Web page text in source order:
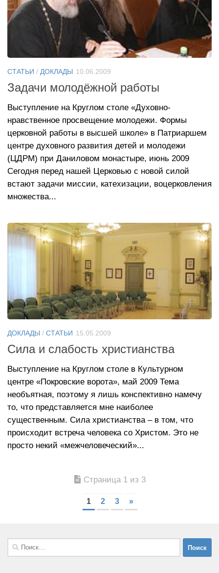
СТАТЬИ / ДОКЛАДЫ 10.06.2009
Задачи молодёжной работы
Выступление на Круглом столе «Духовно-
нравственное просвещение молодежи. Формы
церковной работы в высшей школе» в Патриаршем
центре духовного развития детей и молодежи
(ЦДРМ) при Даниловом монастыре, июнь 2009
Сегодня перед нашей Церковью с новой силой
встают задачи миссии, катехизации, воцерковления
множества...
ДОКЛАДЫ / СТАТЬИ 15.05.2009
Сила и слабость христианства
Выступление на Круглом столе в Культурном
центре «Покровские ворота», май 2009 Тема
необъятная, поэтому я лишь конспективно намечу
то, что представляется мне наиболее
существенным. Сила христианства – в том, что
происходит встреча человека со Христом. Это не
просто некий «межчеловеческий»...
Страница 1 из 3
1 2 3 »
Найти: